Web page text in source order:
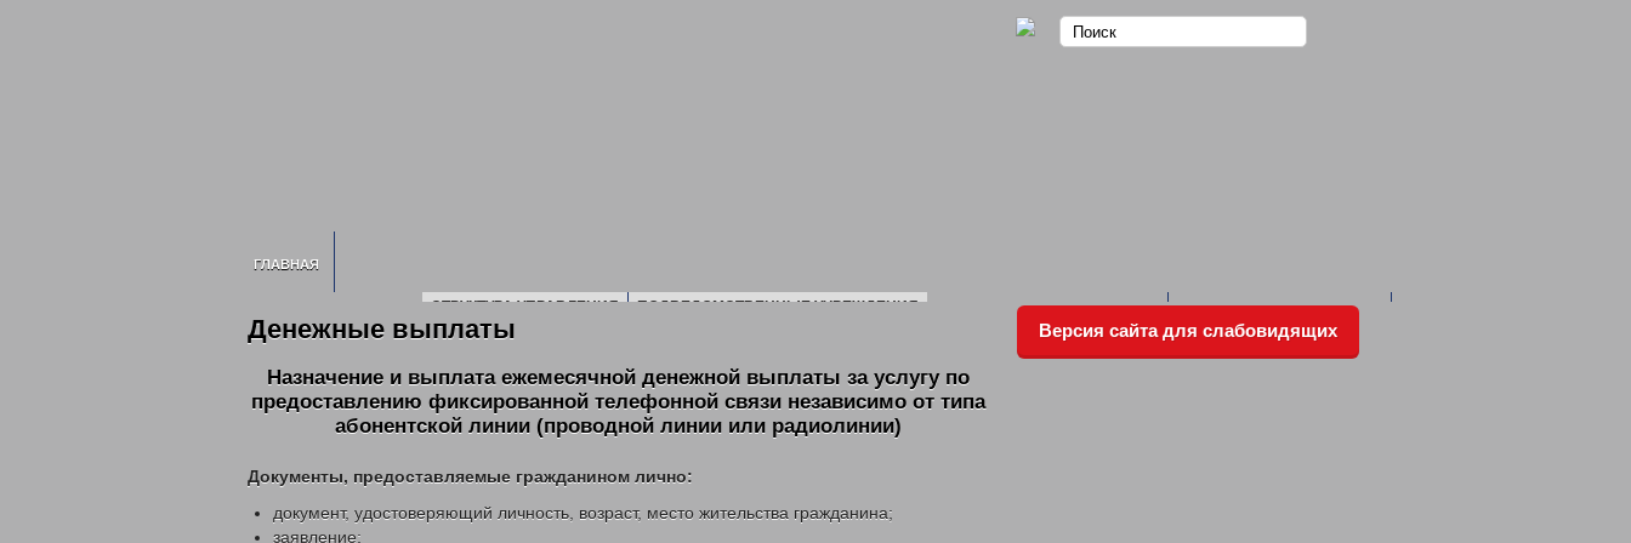
ГЛАВНАЯ
ИНФОРМАЦИЯ О УСЗН
СТРУКТУРА УПРАВЛЕНИЯ
ПОДВЕДОМСТВЕННЫЕ УЧРЕЖДЕНИЯ
ПЛАН ПРОВЕДЕНИЯ ПРОВЕРКИ ПОДВЕДОМСТВЕННЫХ УЧРЕЖДЕНИЙ
2020 ГОД
2021 ГОД 2022 ГОД
ОТЧЕТЫ О ПРОДЕЛАННОЙ РАБОТЕ
НОРМАТИВНЫЕ ДОКУМЕНТЫ УПРАВЛЕНИЯ
ПОЛИТИКА ОБРАБОТКИ И ЗАЩИТЫ ПЕРСОНАЛЬНЫХ ДАННЫХ
ГОСУДАРСТВЕННОЕ ЮРИДИЧЕСКОЕ БЮРО КУЗБАССА
ОТДЕЛ ПО ДЕЛАМ ДЕТЕЙ, ЖЕНЩИН, СЕМЬИ
ЕЖЕМЕСЯЧНАЯ ВЫПЛАТА СЕМЬЯМ В СВЯЗИ С РОЖДЕНИЕМ (УСЫНОВЛЕНИЕМ) ПЕРВОГО РЕБЕНКА
МНОГОДЕТНЫМ СЕМЬЯМ
Денежные выплаты
Назначение и выплата ежемесячной денежной выплаты за услугу по
предоставлению фиксированной телефонной связи независимо от типа
абонентской линии (проводной линии или радиолинии)
Документы, предоставляемые гражданином лично:
документ, удостоверяющий личность, возраст, место жительства гражданина;
заявление;
Версия сайта для слабовидящих